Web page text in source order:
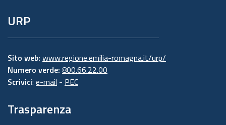
URP
Sito web: www.regione.emilia-romagna.it/urp/
Numero verde: 800.66.22.00
Scrivici: e-mail - PEC
Trasparenza